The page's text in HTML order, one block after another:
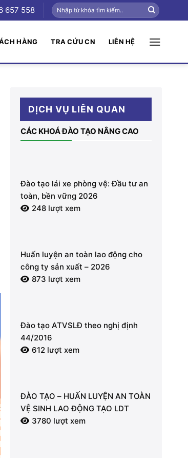
657 558
HÀNG TRA CỨU CN LIÊN HỆ
DỊCH VỤ LIÊN QUAN
CÁC KHOÁ ĐÀO TẠO NÂNG CAO
Đào tạo lái xe phòng vệ: Đầu tư an
toàn, bền vững 2026
248 lượt xem
Huấn luyện an toàn lao động cho
công ty sản xuất – 2026
873 lượt xem
Đào tạo ATVSLĐ theo nghị định
44/2016
612 lượt xem
ĐÀO TẠO – HUẤN LUYỆN AN TOÀN
VỆ SINH LAO ĐỘNG TẠO LDT
3780 lượt xem